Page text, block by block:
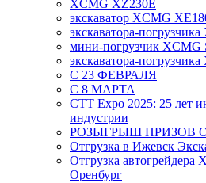
XCMG XZ230E
экскаватор XCMG
экскаватора-
мини-погрузчик XCMG
экскаватора-
С 23 ФЕВРАЛЯ
С 8 МАРТА
CTT Expo 2025: 25 лет
индустрии
РОЗЫГРЫШ ПРИЗОВ
Отгрузка в Ижевск
Отгрузка автогрейдера
Оренбург